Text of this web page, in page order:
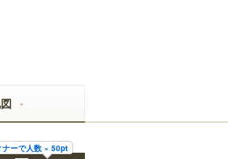
ナーで人数 × 50pt